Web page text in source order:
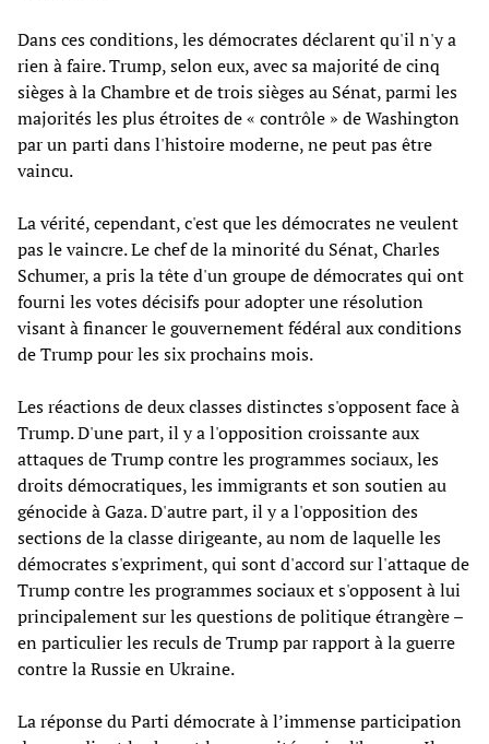
Dans ces conditions, les démocrates déclarent qu'il n'y a
rien à faire. Trump, selon eux, avec sa majorité de cinq
sièges à la Chambre et de trois sièges au Sénat, parmi les
majorités les plus étroites de « contrôle » de Washington
par un parti dans l'histoire moderne, ne peut pas être
vaincu.
La vérité, cependant, c'est que les démocrates ne veulent
pas le vaincre. Le chef de la minorité du Sénat, Charles
Schumer, a pris la tête d'un groupe de démocrates qui ont
fourni les votes décisifs pour adopter une résolution
visant à financer le gouvernement fédéral aux conditions
de Trump pour les six prochains mois.
Les réactions de deux classes distinctes s'opposent face à
Trump. D'une part, il y a l'opposition croissante aux
attaques de Trump contre les programmes sociaux, les
droits démocratiques, les immigrants et son soutien au
génocide à Gaza. D'autre part, il y a l'opposition des
sections de la classe dirigeante, au nom de laquelle les
démocrates s'expriment, qui sont d'accord sur l'attaque de
Trump contre les programmes sociaux et s'opposent à lui
principalement sur les questions de politique étrangère –
en particulier les reculs de Trump par rapport à la guerre
contre la Russie en Ukraine.
La réponse du Parti démocrate à l’immense participation